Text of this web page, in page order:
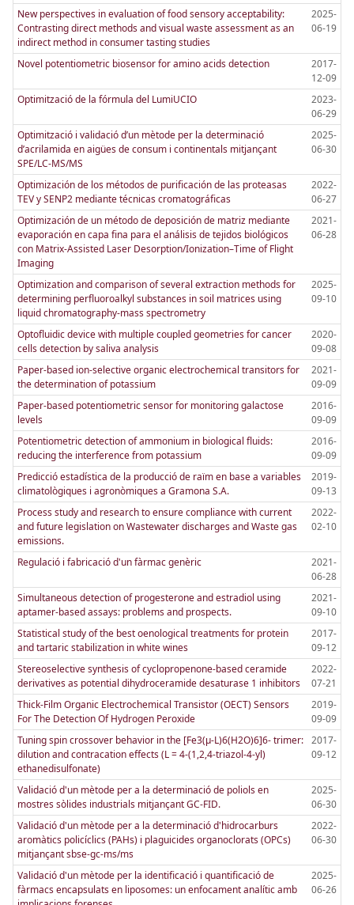
New perspectives in evaluation of food sensory acceptability:
Contrasting direct methods and visual waste assessment as an
indirect method in consumer tasting studies
2025-
06-19
Novel potentiometric biosensor for amino acids detection
2017-
12-09
Optimització de la fórmula del LumiUCIO
2023-
06-29
Optimització i validació d’un mètode per la determinació
d’acrilamida en aigües de consum i continentals mitjançant
SPE/LC-MS/MS
2025-
06-30
Optimización de los métodos de purificación de las proteasas
TEV y SENP2 mediante técnicas cromatográficas
2022-
06-27
Optimización de un método de deposición de matriz mediante
evaporación en capa fina para el análisis de tejidos biológicos
con Matrix-Assisted Laser Desorption/Ionization–Time of Flight
Imaging
2021-
06-28
Optimization and comparison of several extraction methods for
determining perfluoroalkyl substances in soil matrices using
liquid chromatography-mass spectrometry
2025-
09-10
Optofluidic device with multiple coupled geometries for cancer
cells detection by saliva analysis
2020-
09-08
Paper-based ion-selective organic electrochemical transitors for
the determination of potassium
2021-
09-09
Paper-based potentiometric sensor for monitoring galactose
levels
2016-
09-09
Potentiometric detection of ammonium in biological fluids:
reducing the interference from potassium
2016-
09-09
Predicció estadística de la producció de raïm en base a variables
climatològiques i agronòmiques a Gramona S.A.
2019-
09-13
Process study and research to ensure compliance with current
and future legislation on Wastewater discharges and Waste gas
emissions.
2022-
02-10
Regulació i fabricació d'un fàrmac genèric
2021-
06-28
Simultaneous detection of progesterone and estradiol using
aptamer-based assays: problems and prospects.
2021-
09-10
Statistical study of the best oenological treatments for protein
and tartaric stabilization in white wines
2017-
09-12
Stereoselective synthesis of cyclopropenone-based ceramide
derivatives as potential dihydroceramide desaturase 1 inhibitors
2022-
07-21
Thick-Film Organic Electrochemical Transistor (OECT) Sensors
For The Detection Of Hydrogen Peroxide
2019-
09-09
Tuning spin crossover behavior in the [Fe3(µ-L)6(H2O)6]6- trimer:
dilution and contracation effects (L = 4-(1,2,4-triazol-4-yl)
ethanedisulfonate)
2017-
09-12
Validació d'un mètode per a la determinació de poliols en
mostres sòlides industrials mitjançant GC-FID.
2025-
06-30
Validació d'un mètode per a la determinació d'hidrocarburs
aromàtics policíclics (PAHs) i plaguicides organoclorats (OPCs)
mitjançant sbse-gc-ms/ms
2022-
06-30
Validació d'un mètode per la identificació i quantificació de
fàrmacs encapsulats en liposomes: un enfocament analític amb
2025-
06-26